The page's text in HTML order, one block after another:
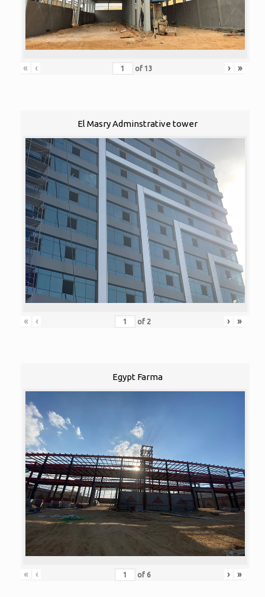
« ‹ of 13 › »
El Masry Adminstrative tower
« ‹ of 2 › »
Egypt Farma
« ‹ of 6 › »